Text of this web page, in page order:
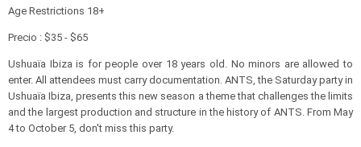
Age Restrictions 18+
Precio : $35 - $65
Ushuaïa Ibiza is for people over 18 years old. No minors are allowed to
enter. All attendees must carry documentation. ANTS, the Saturday party in
Ushuaïa Ibiza, presents this new season a theme that challenges the limits
and the largest production and structure in the history of ANTS. From May
4 to October 5, don't miss this party.